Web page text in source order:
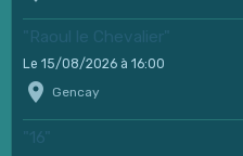
"Raoul le Chevalier"
Le 15/08/2026 à 16:00
Gencay
"16"